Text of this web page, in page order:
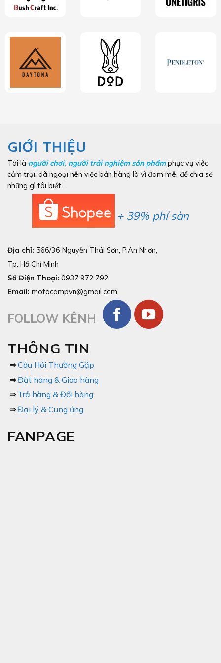
GIỚI THIỆU
Tôi là người chơi, người trải nghiệm sản phẩmphục vụ việc
cắm trại, dã ngoại nên việc bán hàng là vì đam mê, để chia sẻ
những gì tôi biết…
+ 39% phí sàn
Địa chỉ: 566/36 Nguyễn Thái Sơn, P.An Nhơn,
Tp. Hồ Chí Minh
Số Điện Thoại: 0937.972.792
Email: motocampvn@gmail.com
FOLLOW KÊNH
THÔNG TIN
⇒ Câu Hỏi Thường Gặp
⇒ Đặt hàng & Giao hàng
⇒ Trả hàng & Đổi hàng
⇒ Đại lý & Cung ứng
FANPAGE